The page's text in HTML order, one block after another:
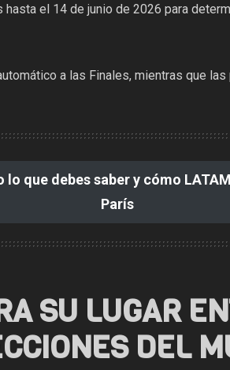
el 14 de junio de 2026 para
a las Finales, mientras que
lo que debes saber y cómo
París
SU LUGAR
DEL